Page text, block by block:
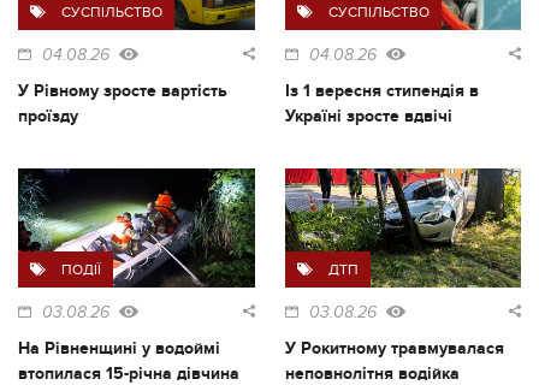
СУСПІЛЬСТВО
04.08.26
У Рівному зросте вартість
проїзду
СУСПІЛЬСТВО
04.08.26
Із 1 вересня стипендія в
Україні зросте вдвічі
ПОДІЇ
03.08.26
На Рівненщині у водоймі
втопилася 15-річна дівчина
ДТП
03.08.26
У Рокитному травмувалася
неповнолітня водійка